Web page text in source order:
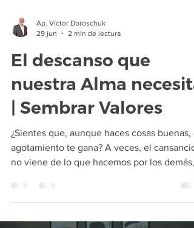
Ap. Víctor Doroschuk
29 jun
2 min de lectura
El descanso que
nuestra Alma necesita
| Sembrar Valores
¿Sientes que, aunque haces cosas buenas,
agotamiento te gana? A veces, el cansancio
no viene de lo que hacemos por los demás,
propia alma. En este artículo, descubriremos
por qué nutrir nuestro espíritu es el secreto
para servir sin agotarse. Aprende cómo